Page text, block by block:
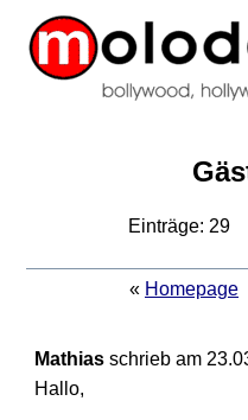
Einträge: 29
« Homepage
Mathiasschrieb am
Hallo,